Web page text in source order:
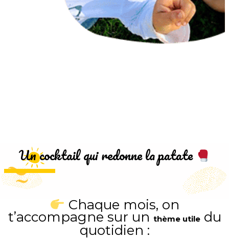
Un cocktail qui redonne la patate
Chaque mois, on
t’accompagne sur un thème utiledu
quotidien :